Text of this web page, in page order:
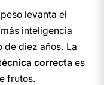
levanta el
inteligencia
de diez años. La
correcta es
frutos.